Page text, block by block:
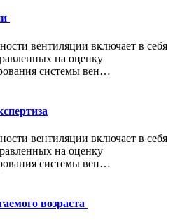
вентиляции включает в себя
на оценку
системы вен…
вентиляции включает в себя
на оценку
системы вен…
возраста